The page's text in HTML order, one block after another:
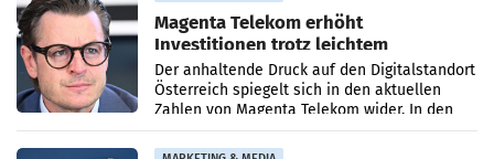
Magenta Telekom erhöht
Investitionen trotz leichtem
Umsatzrückgang
Der anhaltende Druck auf den Digitalstandort
Österreich spiegelt sich in den aktuellen
Zahlen von Magenta Telekom wider. In den
ersten sechs Monaten des laufenden Jahres
verzeichnete